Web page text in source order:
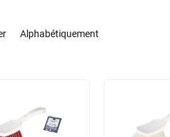
Alphabétiquement